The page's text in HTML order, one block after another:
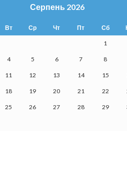
Серпень 2026
Вт Ср Чт Пт Сб
1
4 5 6 7 8
11 12 13 14 15
18 19 20 21 22
25 26 27 28 29